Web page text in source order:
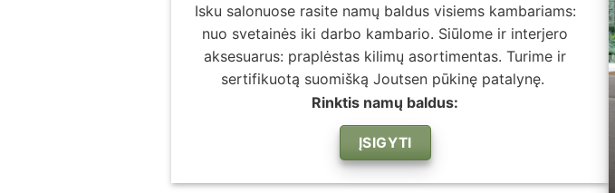
Isku salonuose rasite namų baldus visiems kambariams:
nuo svetainės iki darbo kambario. Siūlome ir interjero
aksesuarus: praplėstas kilimų asortimentas. Turime ir
sertifikuotą suomišką Joutsen pūkinę patalynę.
Rinktis namų baldus:
ĮSIGYTI